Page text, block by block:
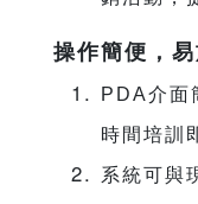
操作簡便，易
PDA介面
時間培訓
系統可與